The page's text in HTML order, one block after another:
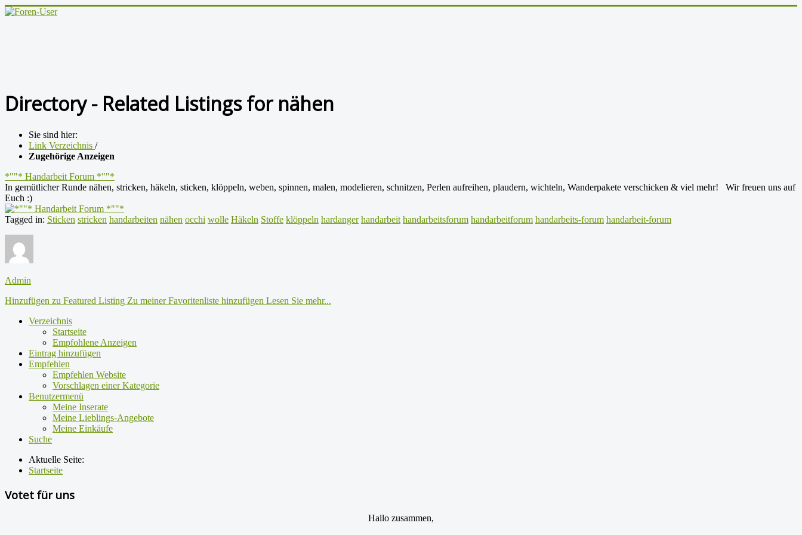
Directory - Related Listings for nähen
Sie sind hier:
Link Verzeichnis /
Zugehörige Anzeigen
*""* Handarbeit Forum *""*
In gemütlicher Runde nähen, stricken, häkeln, sticken, klöppeln, weben, spinnen, malen, modelieren, schnitzen, Perlen aufreihen, plaudern, wichteln, Wanderpakete verschicken & viel mehr! Wir freuen uns auf
Euch :)
Tagged in: Sticken stricken handarbeiten nähen occhi wolle Häkeln Stoffe klöppeln hardanger handarbeit handarbeitsforum handarbeitforum handarbeits-forum handarbeit-forum
Admin
Hinzufügen zu Featured Listing Zu meiner Favoritenliste hinzufügen Lesen Sie mehr...
Verzeichnis
Startseite
Empfohlene Anzeigen
Eintrag hinzufügen
Empfehlen
Empfehlen Website
Vorschlagen einer Kategorie
Benutzermenü
Meine Inserate
Meine Lieblings-Angebote
Meine Einkäufe
Suche
Aktuelle Seite:
Startseite
Votet für uns
Hallo zusammen,